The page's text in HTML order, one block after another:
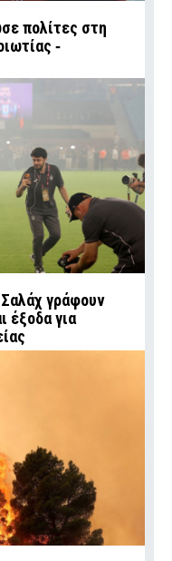
πολίτες στη
‑
γράφουν
έξοδα για